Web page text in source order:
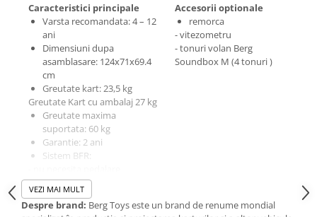
Jucarii de baie
Zornaitoare
Jucarii dentitie
Jucarii senzoriale
Jucarii motrice pentru bebelusi
Saltele de activitati pentru bebe
Jucarii de sortat
Jucarii muzicale bebelusi
Puzzle bebelusi
Jocuri educative
Jocuri STEM
Caracteristici principale
Varsta recomandata: 4 – 12
ani
Dimensiuni dupa
asamblasare: 124x71x69.4
cm
Greutate kart: 23,5 kg
Greutate Kart cu ambalaj 27 kg
Greutate maxima
suportata: 60 kg
Garantie: 2 ani
Sistem BFR:
continua, pedalele pot rămâne
nemiscate în timp ce kartul inca
se mișcă
Accesorii optionale
remorca
-vitezometru
- tonuri volan Berg
Soundbox M (4 tonuri )
VEZI MAI MULT
Despre brand: Berg Toys este un brand de renume mondial